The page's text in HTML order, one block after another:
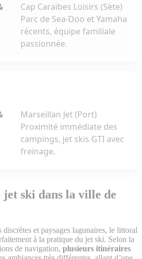
Cap Caraïbes Loisirs (Sète)
Parc de Sea-Doo et Yamaha
récents, équipe familiale
passionnée.
Marseillan Jet (Port)
Proximité immédiate des
campings, jet skis GTI avec
freinage.
ski dans la ville de
et paysages lagunaires, le littoral
à la pratique du jet ski. Selon la
de navigation, plusieurs itinéraires